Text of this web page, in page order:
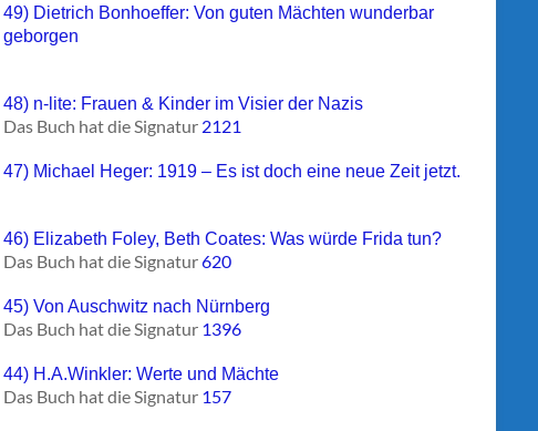
49) Dietrich Bonhoeffer: Von guten Mächten wunderbar
geborgen
48) n-lite: Frauen & Kinder im Visier der Nazis
Das Buch hat die Signatur 2121
47) Michael Heger: 1919 – Es ist doch eine neue Zeit jetzt.
46) Elizabeth Foley, Beth Coates: Was würde Frida tun?
Das Buch hat die Signatur620
45) Von Auschwitz nach Nürnberg
Das Buch hat die Signatur 1396
44) H.A.Winkler: Werte und Mächte
Das Buch hat die Signatur 157